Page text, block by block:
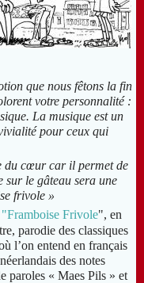
que nous fêtons la fin
votre personnalité :
La musique est un
pour ceux qui
du cœur car il permet de
sur le gâteau sera une
frivole »
"Framboise Frivole", en
parodie des classiques
l’on entend en français
des notes
paroles « Maes Pils » et